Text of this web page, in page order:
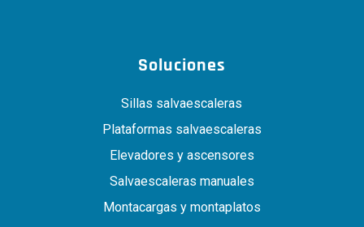
Soluciones
Sillas salvaescaleras
Plataformas salvaescaleras
Elevadores y ascensores
Salvaescaleras manuales
Montacargas y montaplatos